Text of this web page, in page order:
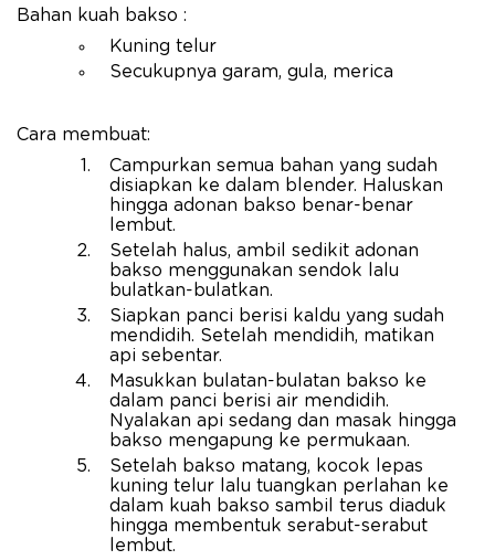
Bahan kuah bakso :
Kuning telur
Secukupnya garam, gula, merica
Cara membuat:
Campurkan semua bahan yang sudah
disiapkan ke dalam blender. Haluskan
hingga adonan bakso benar-benar
lembut.
Setelah halus, ambil sedikit adonan
bakso menggunakan sendok lalu
bulatkan-bulatkan.
Siapkan panci berisi kaldu yang sudah
mendidih. Setelah mendidih, matikan
api sebentar.
Masukkan bulatan-bulatan bakso ke
dalam panci berisi air mendidih.
Nyalakan api sedang dan masak hingga
bakso mengapung ke permukaan.
Setelah bakso matang, kocok lepas
kuning telur lalu tuangkan perlahan ke
dalam kuah bakso sambil terus diaduk
hingga membentuk serabut-serabut
lembut.